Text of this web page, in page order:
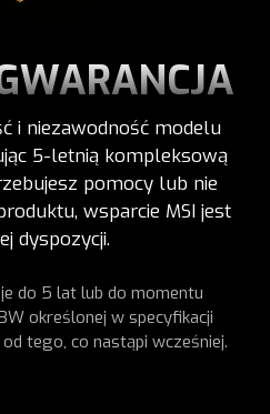
i niezawodność modelu
5-letnią kompleksową
pomocy lub nie
wsparcie MSI jest
dyspozycji.
do 5 lat lub do momentu
określonej w specyfikacji
tego, co nastąpi wcześniej.